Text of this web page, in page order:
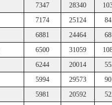
7347 28340
7174 25124
6881 24464
6500 31059
6244 20014
5994 29573
5981 20592